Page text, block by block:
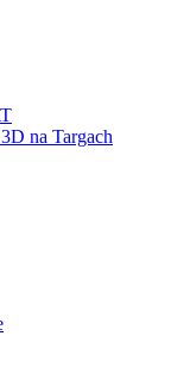
na Targach